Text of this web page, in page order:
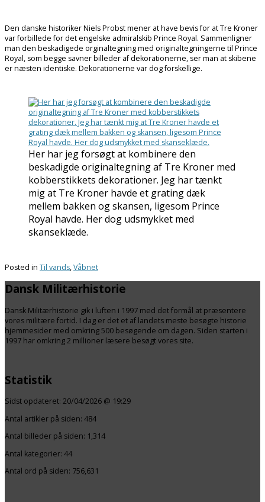
Den danske historiker Niels Probst mener at have bevis for at Tre Kroner
var forbillede for det engelske admiralskib Prince Royal. Sammenligner
man den beskadigede orginaltegning med originaltegningerne til Prince
Royal, som begge savner billeder af dekorationerne, ser man at skibene
er næsten identiske. Dekorationerne var dog forskellige.
Her har jeg forsøgt at kombinere den
beskadigde originaltegning af Tre Kroner med
kobberstikkets dekorationer. Jeg har tænkt
mig at Tre Kroner havde et grating dæk
mellem bakken og skansen, ligesom Prince
Royal havde. Her dog udsmykket med
skanseklæde.
Posted in Til vands,Våbnet
Dansk Militærhistorie
Dansk Militærhistorie gik i luften i 1997 med det formål at præsentere
vores militære fortid. I dag er det et af landets meste besøgte historie
hjemmesider med omkring 500 besøgende om dagen. Siden starten i
1997 har omkring 2 millioner læsere besøgt vores site.
Statistik
Sidst opdateret: 20/04/2026 @ 19:29
Antal artikler på siden: 484
Antal billeder på siden: 1,314
Antal kategorier: 44
Antal ord på siden: 756,631